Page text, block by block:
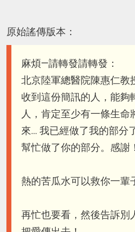
原始謠傳版本：
麻煩—請轉發請轉發：
北京陸軍總醫院陳惠仁教
收到這份簡訊的人，能夠
人，肯定至少有一條生命
來... 我已經做了我的部分
幫忙做了你的部分。感謝！
熱的苦瓜水可以救你一輩
再忙也要看，然後告訴別